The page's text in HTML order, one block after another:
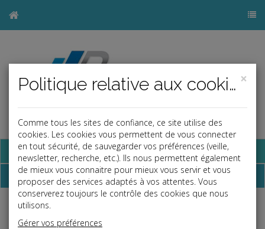
Base documentaire
Dépêches
Liste des dernières dépêches
×
Politique relative aux cookies
Comme tous les sites de confiance, ce site utilise des
cookies. Les cookies vous permettent de vous connecter
en tout sécurité, de sauvegarder vos préférences (veille,
newsletter, recherche, etc.). Ils nous permettent également
de mieux vous connaitre pour mieux vous servir et vous
proposer des services adaptés à vos attentes. Vous
conserverez toujours le contrôle des cookies que nous
utilisons.
Gérer vos préférences